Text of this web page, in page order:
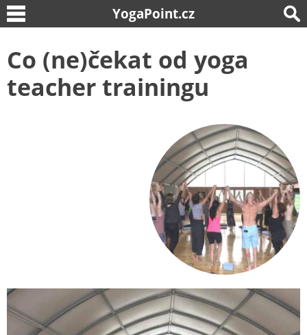
YogaPoint.cz
Co (ne)čekat od yoga
teacher trainingu